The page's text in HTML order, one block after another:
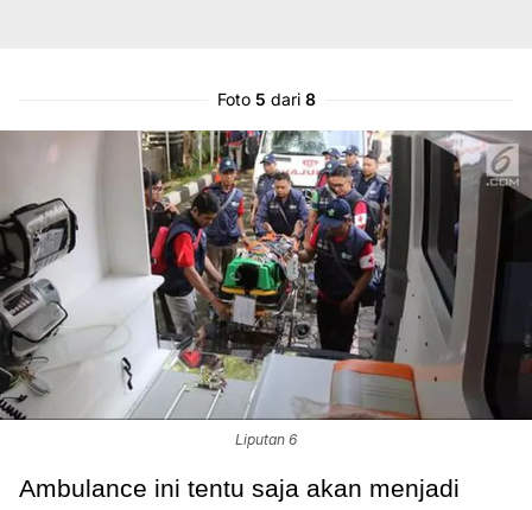
Foto 5 dari 8
Liputan 6
Ambulance ini tentu saja akan menjadi